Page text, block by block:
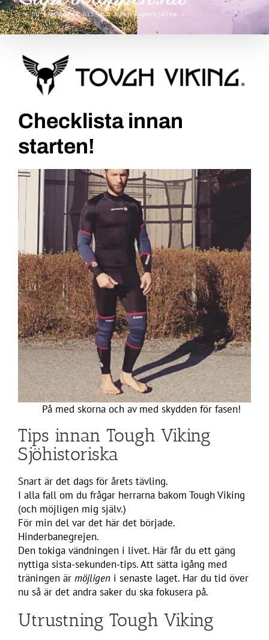
Checklista innan
starten!
På med skorna och av med skydden för fasen!
Tips innan Tough Viking
Sjöhistoriska
Snart är det dags för årets tävling.
I alla fall om du frågar herrarna bakom Tough Viking
(och möjligen mig själv.)
För min del var det här det började.
Hinderbanegrejen.
Den tokiga vändningen i livet. Här får du ett gäng
nyttiga sista-sekunden-tips. Att sätta igång med
träningen är möjligen i senaste laget. Har du tid över
nu så är det andra saker du ska fokusera på.
Utrustning Tough Viking